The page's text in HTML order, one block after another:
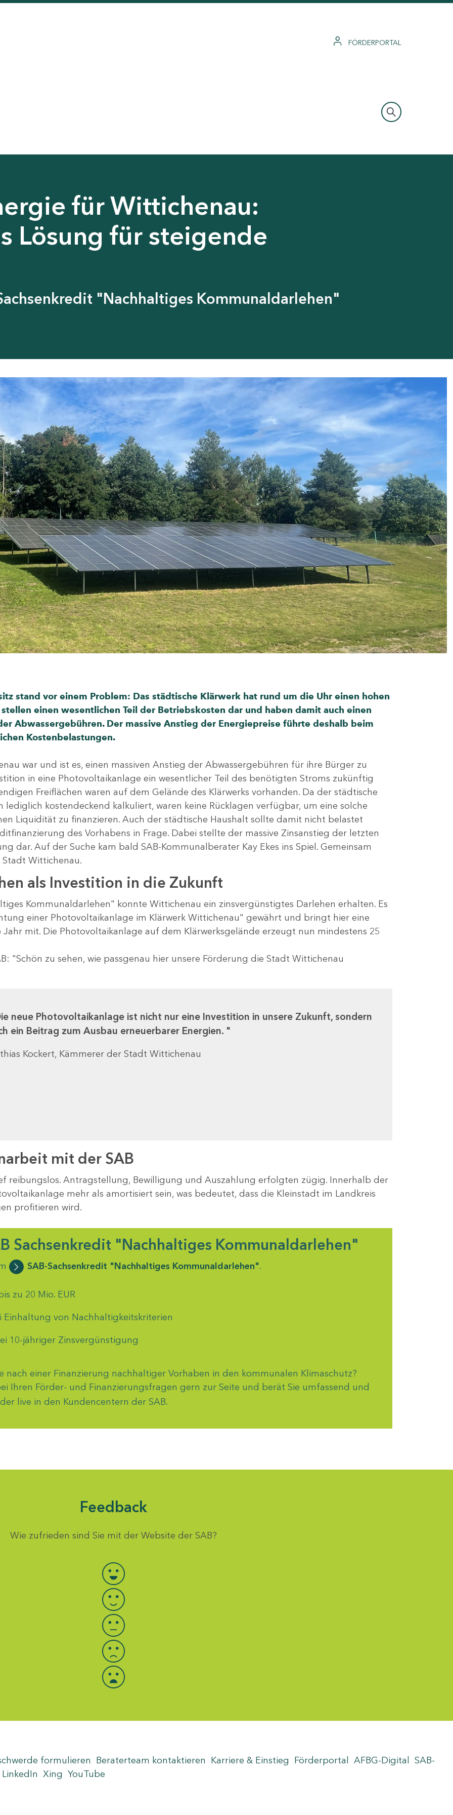
FÖRDERPORTAL
für Wittichenau:
Lösung für steigende
"Nachhaltiges Kommunaldarlehen"
stand vor einem Problem: Das städtische Klärwerk hat rund um die Uhr einen hohen
einen wesentlichen Teil der Betriebskosten dar und haben damit auch einen
Abwassergebühren. Der massive Anstieg der Energiepreise führte deshalb beim
Kostenbelastungen.
war und ist es, einen massiven Anstieg der Abwassergebühren für ihre Bürger zu
in eine Photovoltaikanlage ein wesentlicher Teil des benötigten Stroms zukünftig
Freiflächen waren auf dem Gelände des Klärwerks vorhanden. Da der städtische
lediglich kostendeckend kalkuliert, waren keine Rücklagen verfügbar, um eine solche
Liquidität zu finanzieren. Auch der städtische Haushalt sollte damit nicht belastet
des Vorhabens in Frage. Dabei stellte der massive Zinsanstieg der letzten
dar. Auf der Suche kam bald SAB-Kommunalberater Kay Ekes ins Spiel. Gemeinsam
Wittichenau.
als Investition in die Zukunft
Kommunaldarlehen" konnte Wittichenau ein zinsvergünstigtes Darlehen erhalten. Es
einer Photovoltaikanlage im Klärwerk Wittichenau" gewährt und bringt hier eine
mit. Die Photovoltaikanlage auf dem Klärwerksgelände erzeugt nun mindestens 25
"Schön zu sehen, wie passgenau hier unsere Förderung die Stadt Wittichenau
neue Photovoltaikanlage ist nicht nur eine Investition in unsere Zukunft, sondern
ein Beitrag zum Ausbau erneuerbarer Energien.
Kockert, Kämmerer der Stadt Wittichenau
mit der SAB
reibungslos. Antragstellung, Bewilligung und Auszahlung erfolgten zügig. Innerhalb der
mehr als amortisiert sein, was bedeutet, dass die Kleinstadt im Landkreis
profitieren wird.
Sachsenkredit "Nachhaltiges Kommunaldarlehen"
SAB-Sachsenkredit "Nachhaltiges Kommunaldarlehen".
zu 20 Mio. EUR
Einhaltung von Nachhaltigkeitskriterien
10-jähriger Zinsvergünstigung
nach einer Finanzierung nachhaltiger Vorhaben in den kommunalen Klimaschutz?
Ihren Förder- und Finanzierungsfragen gern zur Seite und berät Sie umfassend und
live in den Kundencentern der SAB.
Feedback
Wie zufrieden sind Sie mit der Website der SAB?
Bewertung auswählen
formulieren Beraterteam kontaktieren Karriere & Einstieg Förderportal AFBG-Digital SAB-
LinkedIn Xing YouTube